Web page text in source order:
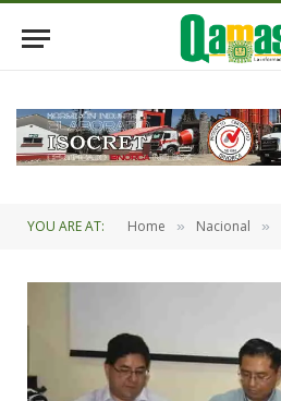
YOU ARE AT: Home » Nacional »